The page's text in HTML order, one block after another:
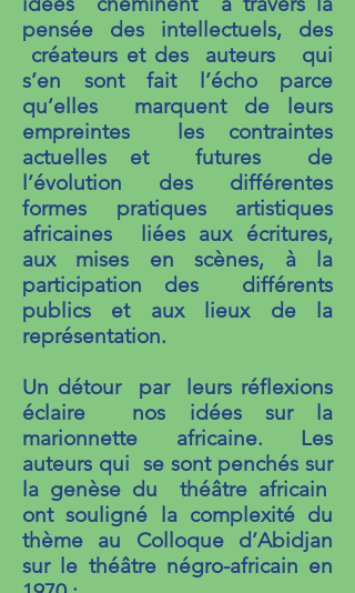
pensée des intellectuels, des
créateurs et des auteurs qui
s’en sont fait l’écho parce
qu’elles marquent de leurs
empreintes les contraintes
actuelles et futures de
l’évolution des différentes
formes pratiques artistiques
africaines liées aux écritures,
aux mises en scènes, à la
participation des différents
publics et aux lieux de la
représentation.
Un détour par leurs réflexions
éclaire nos idées sur la
marionnette africaine. Les
auteurs qui se sont penchés sur
la genèse du théâtre africain
ont souligné la complexité du
thème au Colloque d’Abidjan
sur le théâtre négro-africain en